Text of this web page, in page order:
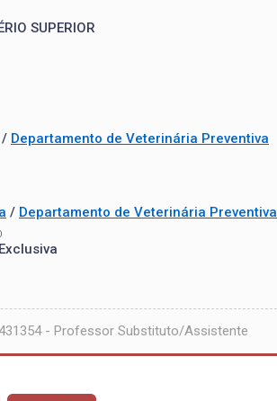
SUPERIOR
/ Departamento de Veterinária Preventiva
/ Departamento de Veterinária Preventiva
431354 - Professor Substituto/Assistente